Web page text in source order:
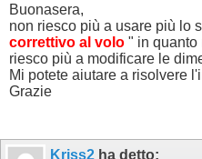
Buonasera,
non riesco più a usare più lo
correttivo al volo " in quanto
riesco più a modificare le
Mi potete aiutare a risolvere
Grazie
Kriss2 ha detto: